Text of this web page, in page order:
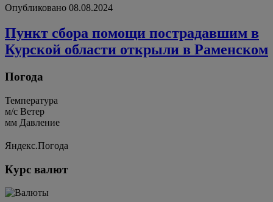
Опубликовано 08.08.2024
Пункт сбора помощи пострадавшим в
Курской области открыли в Раменском
Погода
Температура
м/c Ветер
мм Давление
Яндекс.Погода
Курс валют